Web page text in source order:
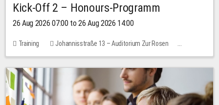
Kick-Off 2 – Honours-Programm
26 Aug 2026 07:00 to 26 Aug 2026 14:00
Training
Johannisstraße 13 – Auditorium Zur Rosen
No free places